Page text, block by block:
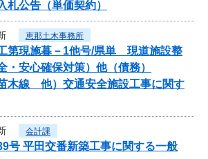
札公告（単価契約）
恵那土木事務所
第現施暮－1他号/県単 現道施設整
・安心確保対策）他（債務）
木線 他）交通安全施設工事に関す
会計課
号 平田交番新築工事に関する一般